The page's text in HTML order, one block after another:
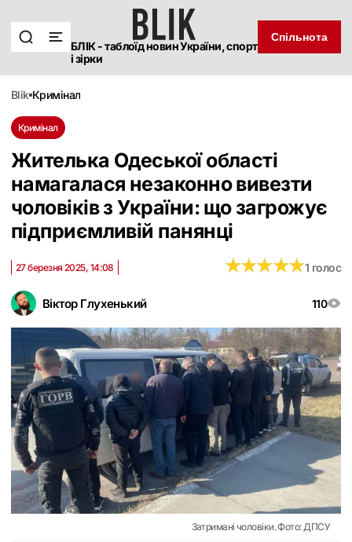
БЛІК - таблоїд новин України, спорт
і зірки
Спільнота
blik кримінал
Кримінал
Жителька Одеської області
намагалася незаконно вивезти
чоловіків з України: що загрожує
підприємливій панянці
Віктор Глухенький 110
27 березня 2025, 14:08 ★★★★★
★★★★★1 голос
Затримані чоловіки. Фото: ДПСУ